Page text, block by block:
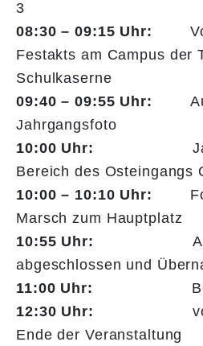
3
08:30 – 09:15 Uhr:
Festakts am Campus der
Schulkaserne
09:40 – 09:55 Uhr:
Jahrgangsfoto
10:00 Uhr:
Bereich des Osteingangs
10:00 – 10:10 Uhr:
Marsch zum Hauptplatz
10:55 Uhr:
abgeschlossen und
11:00 Uhr:
12:30 Uhr:
Ende der Veranstaltung